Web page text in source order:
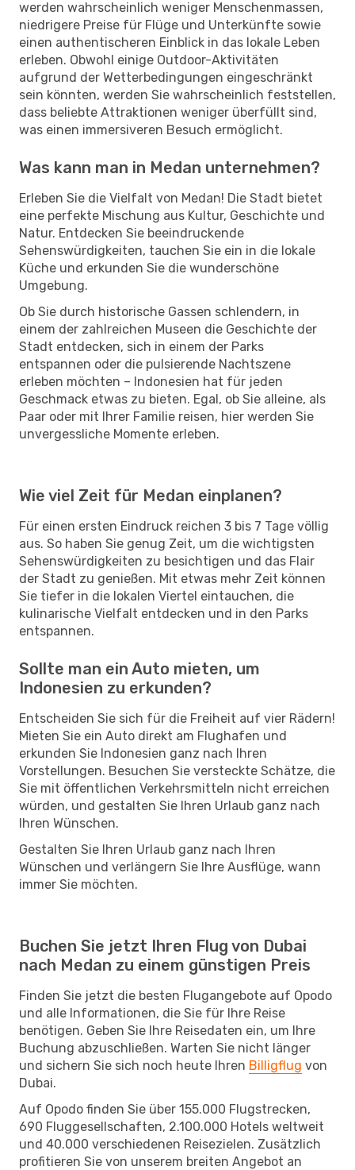
werden wahrscheinlich weniger Menschenmassen,
niedrigere Preise für Flüge und Unterkünfte sowie
einen authentischeren Einblick in das lokale Leben
erleben. Obwohl einige Outdoor-Aktivitäten
aufgrund der Wetterbedingungen eingeschränkt
sein könnten, werden Sie wahrscheinlich feststellen,
dass beliebte Attraktionen weniger überfüllt sind,
was einen immersiveren Besuch ermöglicht.
Was kann man in Medan unternehmen?
Erleben Sie die Vielfalt von Medan! Die Stadt bietet
eine perfekte Mischung aus Kultur, Geschichte und
Natur. Entdecken Sie beeindruckende
Sehenswürdigkeiten, tauchen Sie ein in die lokale
Küche und erkunden Sie die wunderschöne
Umgebung.
Ob Sie durch historische Gassen schlendern, in
einem der zahlreichen Museen die Geschichte der
Stadt entdecken, sich in einem der Parks
entspannen oder die pulsierende Nachtszene
erleben möchten – Indonesien hat für jeden
Geschmack etwas zu bieten. Egal, ob Sie alleine, als
Paar oder mit Ihrer Familie reisen, hier werden Sie
unvergessliche Momente erleben.
Wie viel Zeit für Medan einplanen?
Für einen ersten Eindruck reichen 3 bis 7 Tage völlig
aus. So haben Sie genug Zeit, um die wichtigsten
Sehenswürdigkeiten zu besichtigen und das Flair
der Stadt zu genießen. Mit etwas mehr Zeit können
Sie tiefer in die lokalen Viertel eintauchen, die
kulinarische Vielfalt entdecken und in den Parks
entspannen.
Sollte man ein Auto mieten, um
Indonesien zu erkunden?
Entscheiden Sie sich für die Freiheit auf vier Rädern!
Mieten Sie ein Auto direkt am Flughafen und
erkunden Sie Indonesien ganz nach Ihren
Vorstellungen. Besuchen Sie versteckte Schätze, die
Sie mit öffentlichen Verkehrsmitteln nicht erreichen
würden, und gestalten Sie Ihren Urlaub ganz nach
Ihren Wünschen.
Gestalten Sie Ihren Urlaub ganz nach Ihren
Wünschen und verlängern Sie Ihre Ausflüge, wann
immer Sie möchten.
Buchen Sie jetzt Ihren Flug von Dubai
nach Medan zu einem günstigen Preis
Finden Sie jetzt die besten Flugangebote auf Opodo
und alle Informationen, die Sie für Ihre Reise
benötigen. Geben Sie Ihre Reisedaten ein, um Ihre
Buchung abzuschließen. Warten Sie nicht länger
und sichern Sie sich noch heute Ihren Billigflug von
Dubai.
Auf Opodo finden Sie über 155.000 Flugstrecken,
690 Fluggesellschaften, 2.100.000 Hotels weltweit
und 40.000 verschiedenen Reisezielen. Zusätzlich
profitieren Sie von unserem breiten Angebot an